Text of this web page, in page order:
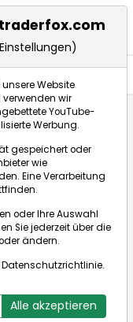
Bid:1,880$Ask:1,880$
Website
verwenden wir
YouTube-
Werbung.
gespeichert oder
wie
Eine Verarbeitung
oder Ihre Auswahl
Sie jederzeit über die
ändern.
Datenschutzrichtlinie.
Alle akzeptieren